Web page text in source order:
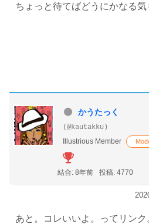
ちょっと待てばどうにかなる気
かうたっく
(@kautakku)
Illustrious Member
結合: 8年前 投稿: 4770
あと。コレいいよ。ってリンク